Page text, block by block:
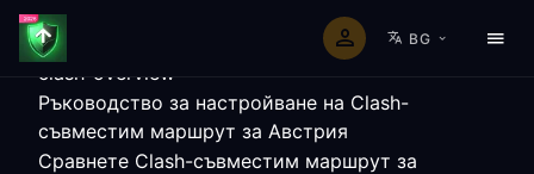
BG
clash-overview
Ръководство за настройване на Clash-
съвместим маршрут за Австрия
Сравнете Clash-съвместим маршрут за